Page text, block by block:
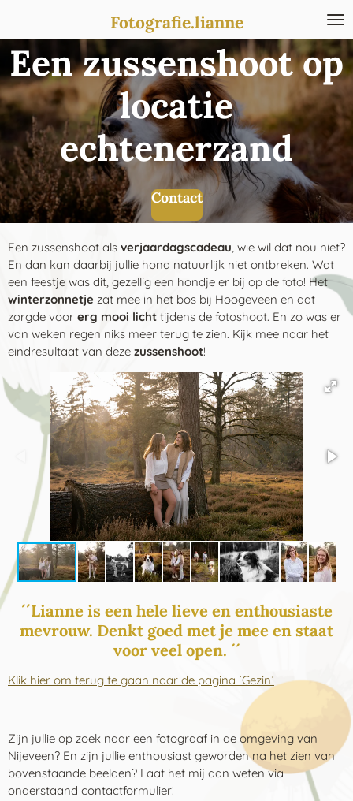
naar
de
hoofdinhoud
Fotografie.lianne
Een zussenshoot op
locatie
echtenerzand
Contact
Een zussenshoot als verjaardagscadeau, wie wil dat nou niet?
En dan kan daarbij jullie hond natuurlijk niet ontbreken. Wat
een feestje was dit, gezellig een hondje er bij op de foto! Het
winterzonnetje zat mee in het bos bij Hoogeveen en dat
zorgde voor erg mooi licht tijdens de fotoshoot. En zo was er
van weken regen niks meer terug te zien. Kijk mee naar het
eindresultaat van deze zussenshoot!
´´Lianne is een hele lieve en enthousiaste
mevrouw. Denkt goed met je mee en staat
voor veel open. ´´
Klik hier om terug te gaan naar de pagina ´Gezin´
Zijn jullie op zoek naar een fotograaf in de omgeving van
Nijeveen? En zijn jullie enthousiast geworden na het zien van
bovenstaande beelden? Laat het mij dan weten via
onderstaand contactformulier!